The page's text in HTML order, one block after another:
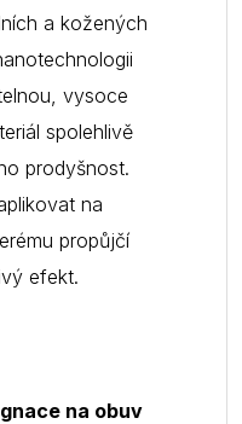
a kožených
vysoce
spolehlivě
prodyšnost.
na
propůjčí
efekt.
na obuv